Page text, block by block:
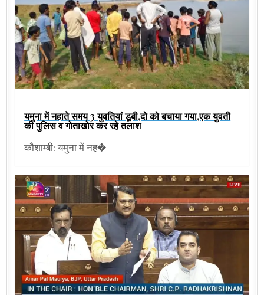
यमुना में नहाते समय 3 युवतियां डूबी,दो को बचाया गया,एक युवती
की पुलिस व गोताखोर कर रहे तलाश
कौशाम्बी: यमुना में नह�